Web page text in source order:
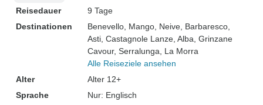
Reisedauer
9 Tage
Destinationen
Benevello , Mango , Neive , Barbaresco
Asti , Castagnole Lanze , Alba , Grinzane
Cavour, Serralunga , La Morra
Alle Reiseziele ansehen
Alter
Alter 12+
Sprache
Nur: Englisch